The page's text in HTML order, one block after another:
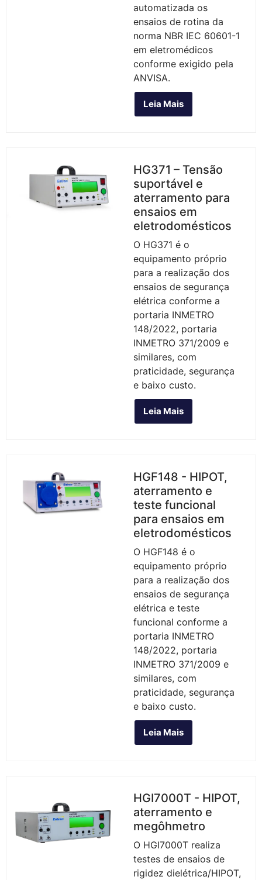
automatizada os
ensaios de rotina da
norma NBR IEC 60601-1
em eletromédicos
conforme exigido pela
ANVISA.
Leia Mais
HG371 – Tensão
suportável e
aterramento para
ensaios em
eletrodomésticos
O HG371 é o
equipamento próprio
para a realização dos
ensaios de segurança
elétrica conforme a
portaria INMETRO
148/2022, portaria
INMETRO 371/2009 e
similares, com
praticidade, segurança
e baixo custo.
Leia Mais
HGF148 - HIPOT,
aterramento e
teste funcional
para ensaios em
eletrodomésticos
O HGF148 é o
equipamento próprio
para a realização dos
ensaios de segurança
elétrica e teste
funcional conforme a
portaria INMETRO
148/2022, portaria
INMETRO 371/2009 e
similares, com
praticidade, segurança
e baixo custo.
Leia Mais
HGI7000T - HIPOT,
aterramento e
megôhmetro
O HGI7000T realiza
testes de ensaios de
rigidez dielétrica/HIPOT,